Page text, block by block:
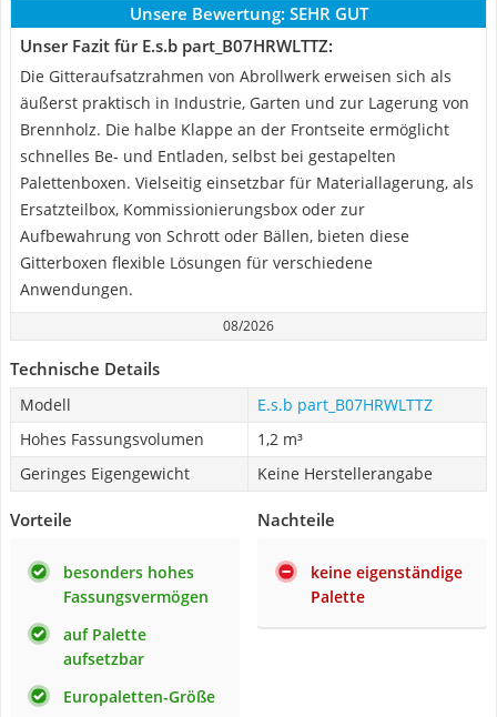
Unsere Bewertung: SEHR GUT
Unser Fazit für E.s.b part_B07HRWLTTZ:
Die Gitteraufsatzrahmen von Abrollwerk erweisen sich als
äußerst praktisch in Industrie, Garten und zur Lagerung von
Brennholz. Die halbe Klappe an der Frontseite ermöglicht
schnelles Be- und Entladen, selbst bei gestapelten
Palettenboxen. Vielseitig einsetzbar für Materiallagerung, als
Ersatzteilbox, Kommissionierungsbox oder zur
Aufbewahrung von Schrott oder Bällen, bieten diese
Gitterboxen flexible Lösungen für verschiedene
Anwendungen.
08/2026
Technische Details
Modell
E.s.b part_B07HRWLTTZ
Hohes Fassungsvolumen
1,2 m³
Geringes Eigengewicht
Keine Herstellerangabe
Vorteile
besonders hohes
Fassungsvermögen
auf Palette
aufsetzbar
Europaletten-Größe
Nachteile
keine eigenständige
Palette